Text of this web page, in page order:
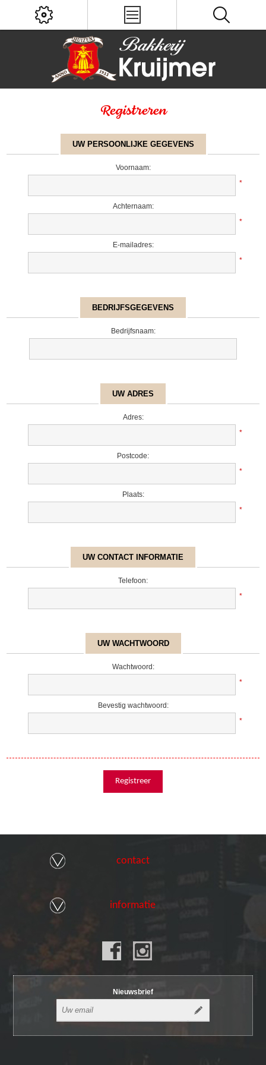
Registreren
UW PERSOONLIJKE GEGEVENS
Voornaam:
*
Achternaam:
*
E-mailadres:
*
BEDRIJFSGEGEVENS
Bedrijfsnaam:
UW ADRES
Adres:
*
Postcode:
*
Plaats:
*
UW CONTACT INFORMATIE
Telefoon:
*
UW WACHTWOORD
Wachtwoord:
*
Bevestig wachtwoord:
*
contact
informatie
Nieuwsbrief